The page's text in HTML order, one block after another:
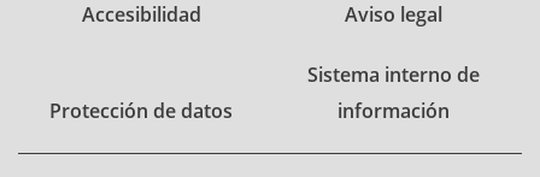
Accesibilidad Aviso legal
Protección de datos
Sistema interno de
información